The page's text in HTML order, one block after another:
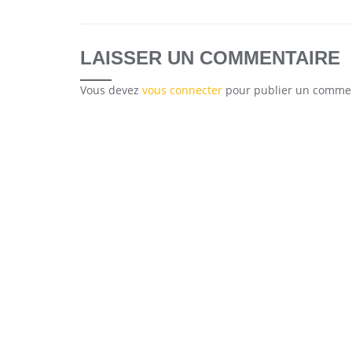
LAISSER UN COMMENTAIRE
Vous devez vous connecter pour publier un